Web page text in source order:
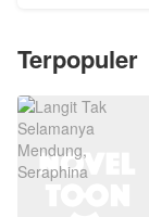
Terpopuler